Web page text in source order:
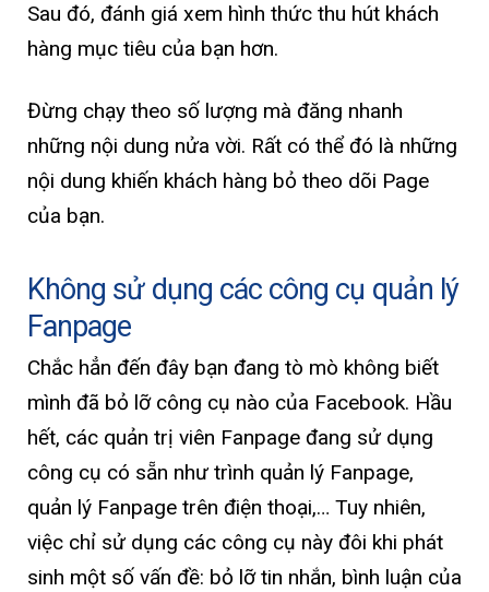
Sau đó, đánh giá xem hình thức thu hút khách
hàng mục tiêu của bạn hơn.
Đừng chạy theo số lượng mà đăng nhanh
những nội dung nửa vời. Rất có thể đó là những
nội dung khiến khách hàng bỏ theo dõi Page
của bạn.
Không sử dụng các công cụ quản lý
Fanpage
Chắc hẳn đến đây bạn đang tò mò không biết
mình đã bỏ lỡ công cụ nào của Facebook. Hầu
hết, các quản trị viên Fanpage đang sử dụng
công cụ có sẵn như trình quản lý Fanpage,
quản lý Fanpage trên điện thoại,… Tuy nhiên,
việc chỉ sử dụng các công cụ này đôi khi phát
sinh một số vấn đề: bỏ lỡ tin nhắn, bình luận của